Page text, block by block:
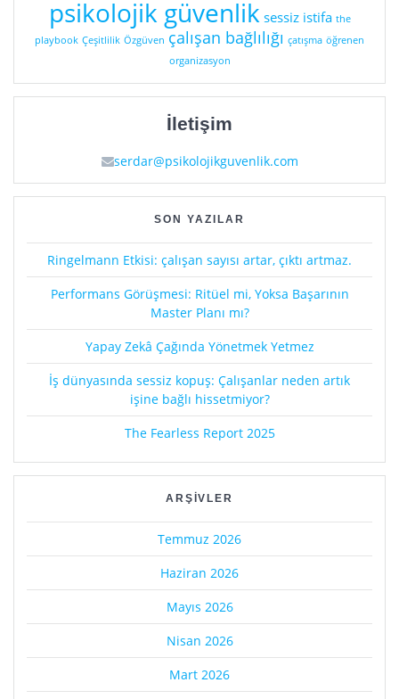
psikolojik güvenlik sessiz istifa the
playbook Çeşitlilik Özgüven çalışan bağlılığı çatışma öğrenen
organizasyon
İletişim
serdar@psikolojikguvenlik.com
SON YAZILAR
Ringelmann Etkisi: çalışan sayısı artar, çıktı artmaz.
Performans Görüşmesi: Ritüel mi, Yoksa Başarının
Master Planı mı?
Yapay Zekâ Çağında Yönetmek Yetmez
İş dünyasında sessiz kopuş: Çalışanlar neden artık
işine bağlı hissetmiyor?
The Fearless Report 2025
ARŞIVLER
Temmuz 2026
Haziran 2026
Mayıs 2026
Nisan 2026
Mart 2026